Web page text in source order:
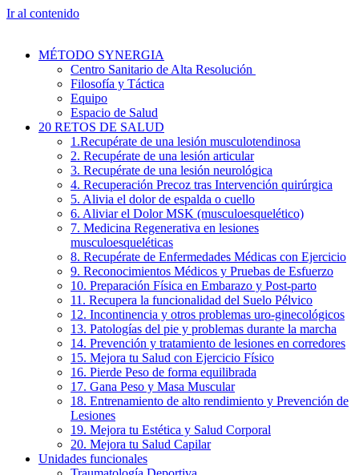
Ir al contenido
MÉTODO SYNERGIA
Centro Sanitario de Alta Resolución
Filosofía y Táctica
Equipo
Espacio de Salud
20 RETOS DE SALUD
1.Recupérate de una lesión musculotendinosa
2. Recupérate de una lesión articular
3. Recupérate de una lesión neurológica
4. Recuperación Precoz tras Intervención quirúrgica
5. Alivia el dolor de espalda o cuello
6. Aliviar el Dolor MSK (musculoesquelético)
7. Medicina Regenerativa en lesiones
musculoesqueléticas
8. Recupérate de Enfermedades Médicas con Ejercicio
9. Reconocimientos Médicos y Pruebas de Esfuerzo
10. Preparación Física en Embarazo y Post-parto
11. Recupera la funcionalidad del Suelo Pélvico
12. Incontinencia y otros problemas uro-ginecológicos
13. Patologías del pie y problemas durante la marcha
14. Prevención y tratamiento de lesiones en corredores
15. Mejora tu Salud con Ejercicio Físico
16. Pierde Peso de forma equilibrada
17. Gana Peso y Masa Muscular
18. Entrenamiento de alto rendimiento y Prevención de
Lesiones
19. Mejora tu Estética y Salud Corporal
20. Mejora tu Salud Capilar
Unidades funcionales